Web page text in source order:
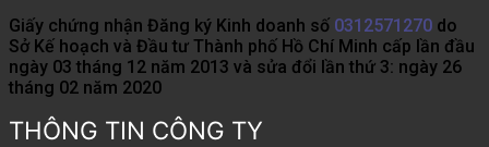
Giấy chứng nhận Đăng ký Kinh doanh số 0312571270 do
Sở Kế hoạch và Đầu tư Thành phố Hồ Chí Minh cấp lần đầu
ngày 03 tháng 12 năm 2013 và sửa đổi lần thứ 3: ngày 26
tháng 02 năm 2020
THÔNG TIN CÔNG TY